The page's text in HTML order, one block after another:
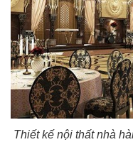
Thiết kế nội thất nhà